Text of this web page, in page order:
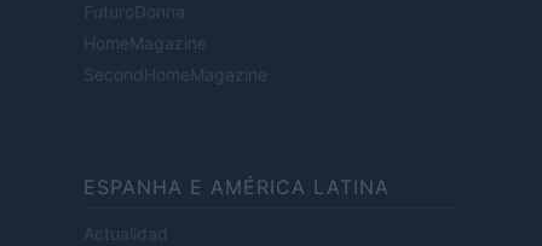
FuturoDonna
HomeMagazine
SecondHomeMagazine
ESPANHA E AMÉRICA LATINA
Actualidad